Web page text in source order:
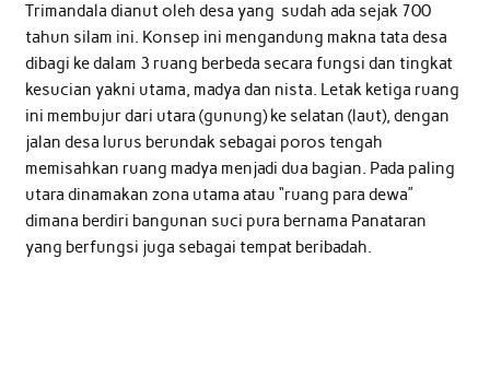
Trimandala dianut oleh desa yang sudah ada sejak 700
tahun silam ini. Konsep ini mengandung makna tata desa
dibagi ke dalam 3 ruang berbeda secara fungsi dan tingkat
kesucian yakni utama, madya dan nista. Letak ketiga ruang
ini membujur dari utara (gunung) ke selatan (laut), dengan
jalan desa lurus berundak sebagai poros tengah
memisahkan ruang madya menjadi dua bagian. Pada paling
utara dinamakan zona utama atau “ruang para dewa”
dimana berdiri bangunan suci pura bernama Panataran
yang berfungsi juga sebagai tempat beribadah.